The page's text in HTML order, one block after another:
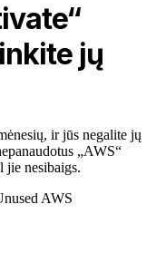
jų
ir jūs negalite jų
„AWS“
jie nesibaigs.
AWS